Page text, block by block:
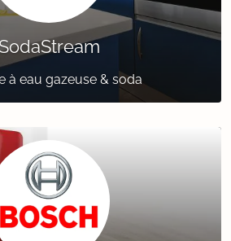
à eau gazeuse & soda